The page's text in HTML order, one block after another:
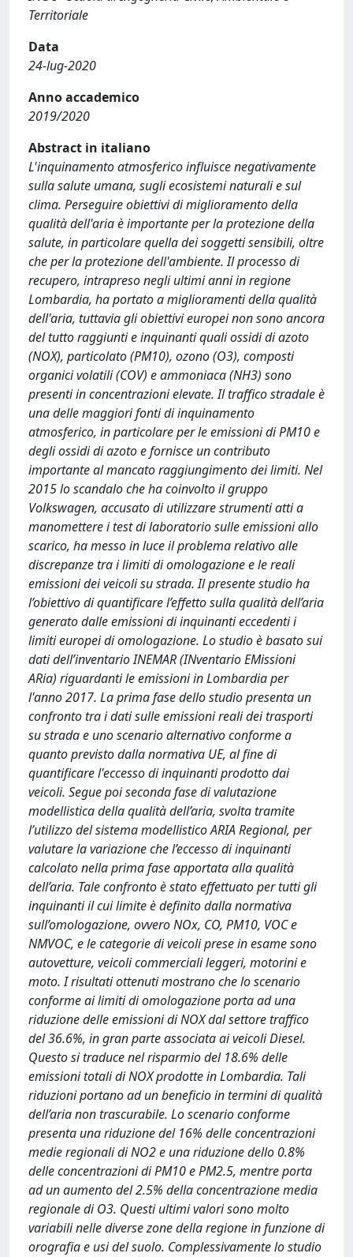
Territoriale
Data
24-lug-2020
Anno accademico
2019/2020
Abstract in italiano
L'inquinamento atmosferico influisce negativamente
sulla salute umana, sugli ecosistemi naturali e sul
clima. Perseguire obiettivi di miglioramento della
qualità dell'aria è importante per la protezione della
salute, in particolare quella dei soggetti sensibili, oltre
che per la protezione dell'ambiente. Il processo di
recupero, intrapreso negli ultimi anni in regione
Lombardia, ha portato a miglioramenti della qualità
dell'aria, tuttavia gli obiettivi europei non sono ancora
del tutto raggiunti e inquinanti quali ossidi di azoto
(NOX), particolato (PM10), ozono (O3), composti
organici volatili (COV) e ammoniaca (NH3) sono
presenti in concentrazioni elevate. Il traffico stradale è
una delle maggiori fonti di inquinamento
atmosferico, in particolare per le emissioni di PM10 e
degli ossidi di azoto e fornisce un contributo
importante al mancato raggiungimento dei limiti. Nel
2015 lo scandalo che ha coinvolto il gruppo
Volkswagen, accusato di utilizzare strumenti atti a
manomettere i test di laboratorio sulle emissioni allo
scarico, ha messo in luce il problema relativo alle
discrepanze tra i limiti di omologazione e le reali
emissioni dei veicoli su strada. Il presente studio ha
l’obiettivo di quantificare l’effetto sulla qualità dell’aria
generato dalle emissioni di inquinanti eccedenti i
limiti europei di omologazione. Lo studio è basato sui
dati dell’inventario INEMAR (INventario EMissioni
ARia) riguardanti le emissioni in Lombardia per
l'anno 2017. La prima fase dello studio presenta un
confronto tra i dati sulle emissioni reali dei trasporti
su strada e uno scenario alternativo conforme a
quanto previsto dalla normativa UE, al fine di
quantificare l'eccesso di inquinanti prodotto dai
veicoli. Segue poi seconda fase di valutazione
modellistica della qualità dell’aria, svolta tramite
l’utilizzo del sistema modellistico ARIA Regional, per
valutare la variazione che l’eccesso di inquinanti
calcolato nella prima fase apportata alla qualità
dell’aria. Tale confronto è stato effettuato per tutti gli
inquinanti il cui limite è definito dalla normativa
sull’omologazione, ovvero NOx, CO, PM10, VOC e
NMVOC, e le categorie di veicoli prese in esame sono
autovetture, veicoli commerciali leggeri, motorini e
moto. I risultati ottenuti mostrano che lo scenario
conforme ai limiti di omologazione porta ad una
riduzione delle emissioni di NOX dal settore traffico
del 36.6%, in gran parte associata ai veicoli Diesel.
Questo si traduce nel risparmio del 18.6% delle
emissioni totali di NOX prodotte in Lombardia. Tali
riduzioni portano ad un beneficio in termini di qualità
dell’aria non trascurabile. Lo scenario conforme
presenta una riduzione del 16% delle concentrazioni
medie regionali di NO2 e una riduzione dello 0.8%
delle concentrazioni di PM10 e PM2.5, mentre porta
ad un aumento del 2.5% della concentrazione media
regionale di O3. Questi ultimi valori sono molto
variabili nelle diverse zone della regione in funzione di
orografia e usi del suolo. Complessivamente lo studio